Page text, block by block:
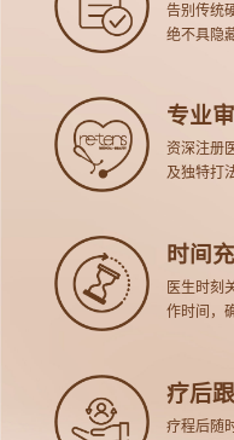
告别传统
绝不具隐
专业
资深注册
及独特打
时间
医生时刻
作时间，
疗后
疗程后随